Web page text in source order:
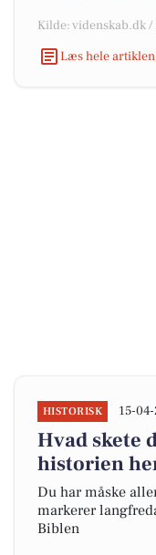
Kilde: videnskab.dk
Læs hele
HISTORISK 15-
Hvad skete
historien
Du har måske
markerer
Biblen